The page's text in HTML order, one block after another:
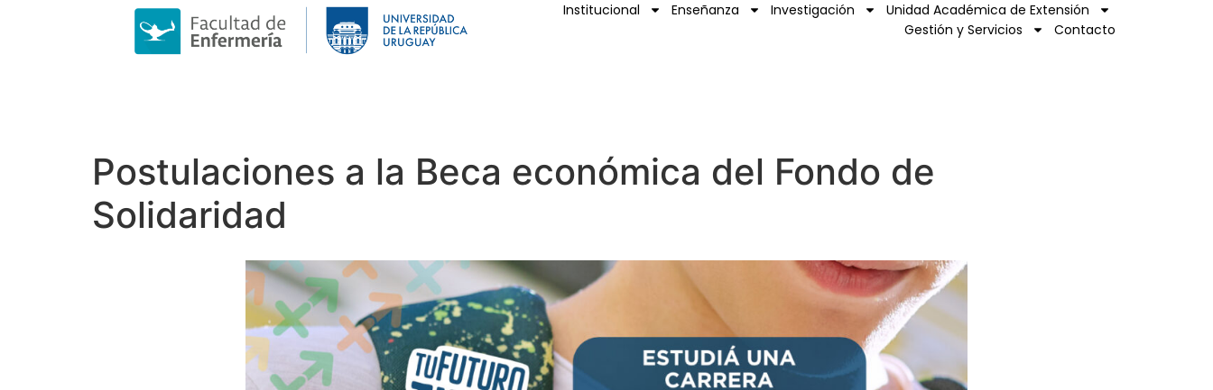
Institucional Enseñanza Investigación
Unidad Académica de Extensión
Gestión y Servicios
Contacto
Postulaciones a la Beca económica del Fondo de
Solidaridad